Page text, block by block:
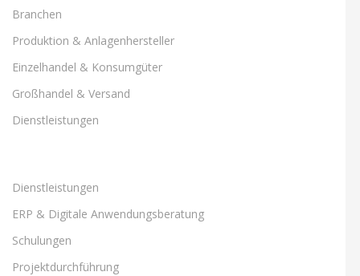
Branchen
Produktion & Anlagenhersteller
Einzelhandel & Konsumgüter
Großhandel & Versand
Dienstleistungen
Dienstleistungen
ERP & Digitale Anwendungsberatung
Schulungen
Projektdurchführung